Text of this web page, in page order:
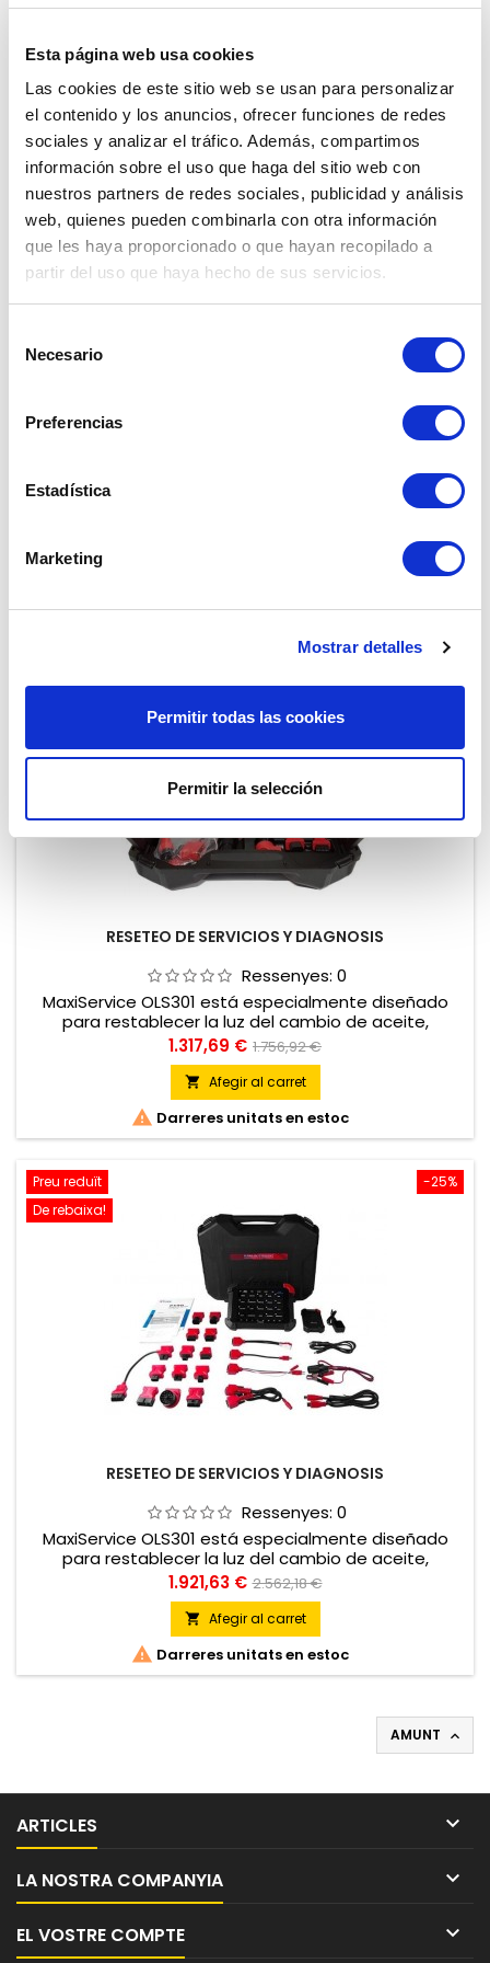
Esta página web usa cookies
Las cookies de este sitio web se usan para personalizar
el contenido y los anuncios, ofrecer funciones de redes
sociales y analizar el tráfico. Además, compartimos
información sobre el uso que haga del sitio web con
nuestros partners de redes sociales, publicidad y análisis
web, quienes pueden combinarla con otra información
que les haya proporcionado o que hayan recopilado a
partir del uso que haya hecho de sus servicios.
Necesario
Preferencias
Estadística
Marketing
Mostrar detalles
Permitir todas las cookies
Permitir la selección
herramientas de diagnóstico OEM
 Afegir al carret
En estoc
De rebaixa!
para restablecer la luz del cambio de aceite,
kilometraje e intervalos de servicio en la mayoría de
-25%
RESETEO DE SERVICIOS Y DIAGNOSIS
Ressenyes: 0
MaxiService OLS301 está especialmente diseñado
para restablecer la luz del cambio de aceite,
kilometraje e intervalos de servicio en la mayoría de
vehículos asiáticos, americanos y europeos sin usar
herramientas de diagnóstico OEM
Preu
1.317,69 € Preu
regular
1.756,92 €
 Afegir al carret
 Darreres unitats en estoc
-25%
Preu reduït
De rebaixa!
RESETEO DE SERVICIOS Y DIAGNOSIS
Ressenyes: 0
MaxiService OLS301 está especialmente diseñado
para restablecer la luz del cambio de aceite,
kilometraje e intervalos de servicio en la mayoría de
vehículos asiáticos, americanos y europeos sin usar
herramientas de diagnóstico OEM
Preu
1.921,63 € Preu
regular
2.562,18 €
 Afegir al carret
 Darreres unitats en estoc
AMUNT 
ARTICLES 
LA NOSTRA COMPANYIA 
EL VOSTRE COMPTE 